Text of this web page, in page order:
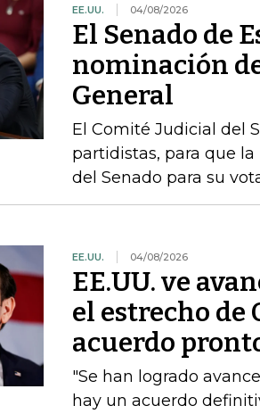
EE.UU. 04/08/2026
El Senado de
nominación
General
El Comité Judicial del
partidistas, para que
del Senado para su
EE.UU. 04/08/2026
EE.UU. ve
el estrecho de
acuerdo
"Se han logrado
hay un acuerdo